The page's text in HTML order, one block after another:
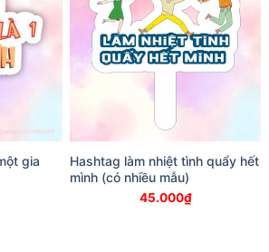
gia
Hashtag làm nhiệt tình quẩy hết
mình (có nhiều mẫu)
45.000₫